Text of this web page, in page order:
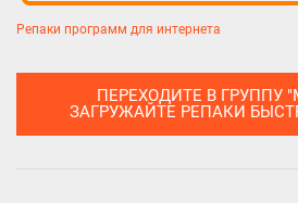
Репаки программ для интернета
ПЕРЕХОДИТЕ В ГРУППУ
ЗАГРУЖАЙТЕ РЕПАКИ